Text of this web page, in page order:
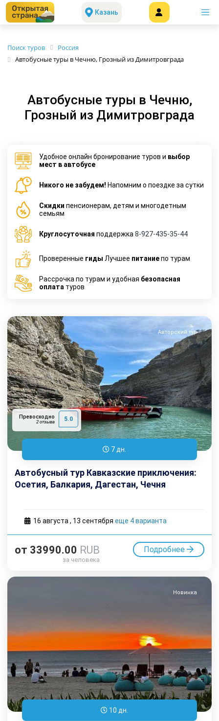
Казань
Поиск туров
Россия
Автобусные туры в Чечню, Грозный из Димитровграда
Автобусные туры в Чечню,
Грозный из Димитровграда
Удобное онлайн бронирование туров и выбор
мест в автобусе
Никого не забудем! Напомним о поездке за сутки
Cкидки пенсионерам, детям и многодетным
семьям
Круглосуточная поддержка 8-927-435-35-44
Проверенные гиды Лучшее питаниепо турам
Рассрочка по турам и удобная безопасная
оплата туров
Превосходно
2 отзыва 5.0
Авторский тур
7 дн.
Автобусный тур Кавказские приключения:
Осетия, Балкария, Дагестан, Чечня
16 августа, 13 cентября еще 4 варианта
от 33990.00 RUB
за человека
Подробнее
Новинка
10 дн.